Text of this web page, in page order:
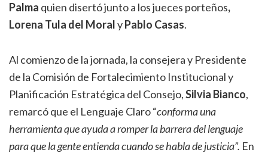
Palma quien disertó junto a los jueces porteños,
Lorena Tula del MoralyPablo Casas.
Al comienzo de la jornada, la consejera y Presidente
de la Comisión de Fortalecimiento Institucional y
Planificación Estratégica del Consejo,Silvia Bianco,
remarcó que el Lenguaje Claro “conforma una
herramienta que ayuda a romper la barrera del lenguaje
para que la gente entienda cuando se habla de justicia”. En